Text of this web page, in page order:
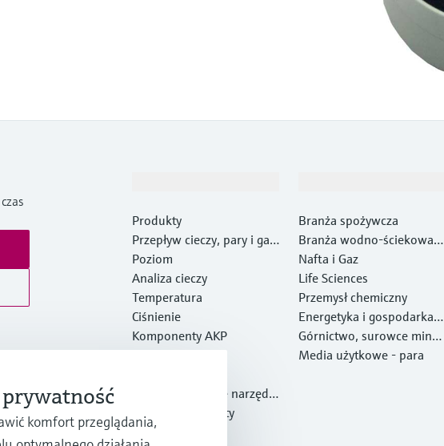
Produkty
Przepływ cieczy, pary i gaz
ów
Poziom
Analiza cieczy
Temperatura
Ciśnienie
Komponenty AKP
Optical analysis
Oprogramowanie narzędzi
Polecane produkty
Narzędzia
Branża spożywcza
Branża wodno-ściekowa i
gospodarki odpadami
Nafta i Gaz
Life Sciences
Przemysł chemiczny
Energetyka i gospodarka e
nergią
Górnictwo, surowce miner
alne i metale
Media użytkowe - para
komfort przeglądania,